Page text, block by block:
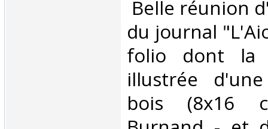
Belle réunion
du journal
folio dont la
illustrée
bois (8x16